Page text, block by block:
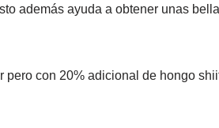
además ayuda a obtener unas
pero con 20% adicional de hongo